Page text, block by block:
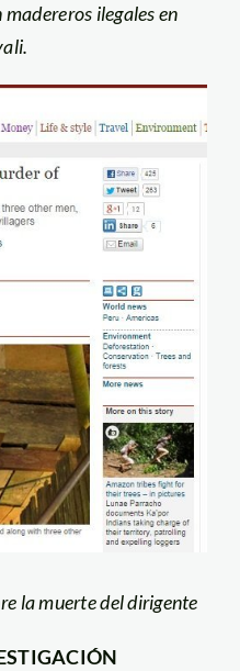
ilegales en
la muerte del dirigente